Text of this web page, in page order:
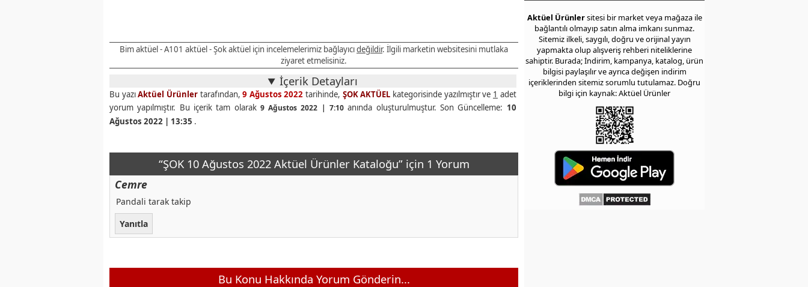
Bim aktüel - A101 aktüel - Şok aktüel için incelemelerimiz bağlayıcıdeğildir. İlgili marketin websitesini mutlaka
ziyaret etmelisiniz.
İçerik Detayları
Bu yazıAktüel Ürünlertarafından,9 Ağustos 2022 tarihinde, ŞOK AKTÜEL kategorisinde yazılmıştır ve 1 adet
yorum yapılmıştır. Bu içerik tam olarak 9 Ağustos 2022 | 7:10 anında oluşturulmuştur. Son Güncelleme: 10
Ağustos 2022 | 13:35 .
“ŞOK 10 Ağustos 2022 Aktüel Ürünler Kataloğu” için 1 Yorum
Cemre
Pandali tarak takip
Yanıtla
Bu Konu Hakkında Yorum Gönderin...
Aktüel Ürünlersitesi bir market veya mağaza ile
bağlantılı olmayıp satın alma imkanı sunmaz.
Sitemiz ilkeli, saygılı, doğru ve orijinal yayın
yapmakta olup alışveriş rehberi niteliklerine
sahiptir. Burada; İndirim, kampanya, katalog, ürün
bilgisi paylaşılır ve ayrıca değişen indirim
içeriklerinden sitemiz sorumlu tutulamaz. Doğru
bilgi için kaynak: Aktüel Ürünler